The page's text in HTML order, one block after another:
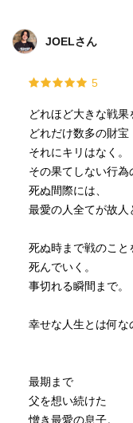
ら…
最後にしょうもない
おり、「鉄木真（
これに慣れるのに
木真（スズキマコ
だってスズキマコ
チンギス・ハーンか
JOELさん
5
どれほど大きな戦果
どれだけ数多の財宝
それにキリはなく。
その果てしない行為
死ぬ間際には、
最愛の人全てが故人
死ぬ時まで戦のこと
死んでいく。
事切れる瞬間まで。
幸せな人生とは何な
最期まで
父を想い続けた
憎き最愛の息子。